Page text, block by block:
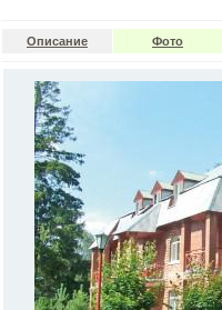
Описание Фото